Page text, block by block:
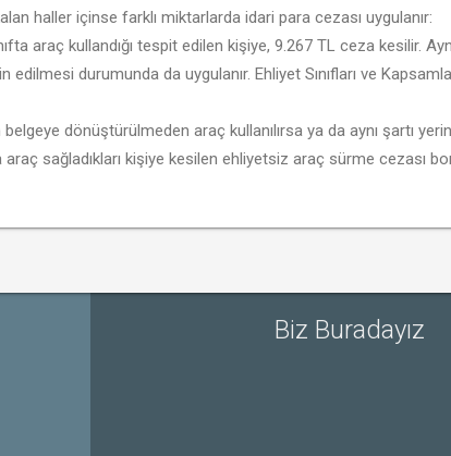
haller içinse farklı miktarlarda idari para cezası uygulanır:
araç kullandığı tespit edilen kişiye, 9.267 TL ceza kesilir.
edilmesi durumunda da uygulanır. Ehliyet Sınıfları ve
belgeye dönüştürülmeden araç kullanılırsa ya da aynı şartı
sağladıkları kişiye kesilen ehliyetsiz araç sürme cezası
Biz Buradayız